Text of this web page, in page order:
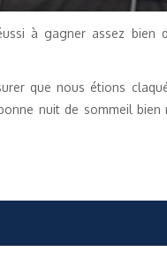
à gagner assez
que nous étions
nuit de sommeil